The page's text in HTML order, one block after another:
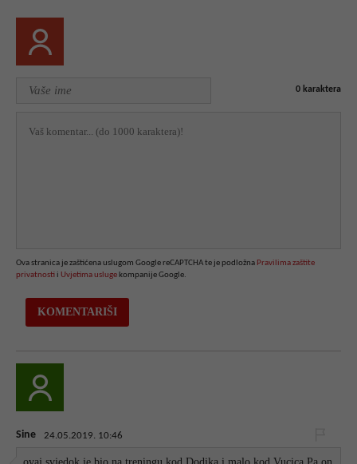
0 karaktera
Ova stranica je zaštićena uslugom Google reCAPTCHA te je podložna Pravilima zaštite
privatnosti i Uvjetima usluge kompanije Google.
Sine 24.05.2019. 10:46